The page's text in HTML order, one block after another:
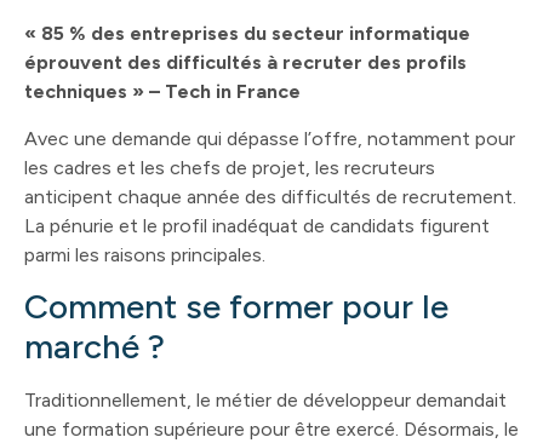
« 85 % des entreprises du secteur informatique
éprouvent des difficultés à recruter des profils
techniques » – Tech in France
Avec une demande qui dépasse l’offre, notamment pour
les cadres et les chefs de projet, les recruteurs
anticipent chaque année des difficultés de recrutement.
La pénurie et le profil inadéquat de candidats figurent
parmi les raisons principales.
Comment se former pour le
marché ?
Traditionnellement, le métier de développeur demandait
une formation supérieure pour être exercé. Désormais, le